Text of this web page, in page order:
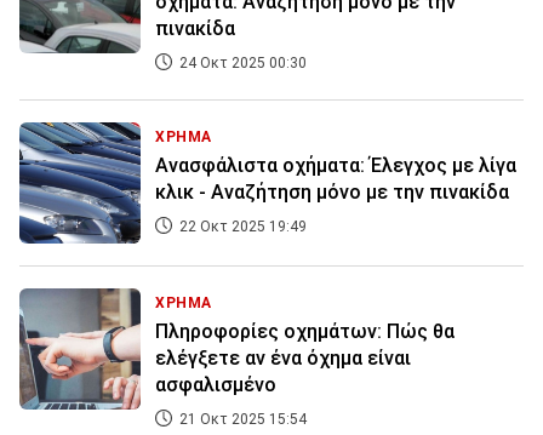
πινακίδα
24 Οκτ 2025 00:30
ΧΡΗΜΑ
Ανασφάλιστα οχήματα: Έλεγχος με λίγα
κλικ - Αναζήτηση μόνο με την πινακίδα
22 Οκτ 2025 19:49
ΧΡΗΜΑ
Πληροφορίες οχημάτων: Πώς θα
ελέγξετε αν ένα όχημα είναι
ασφαλισμένο
21 Οκτ 2025 15:54